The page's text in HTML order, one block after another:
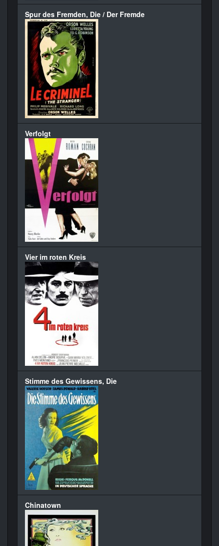
Spur des Fremden, Die / Der Fremde
Verfolgt
Vier im roten Kreis
Stimme des Gewissens, Die
Chinatown